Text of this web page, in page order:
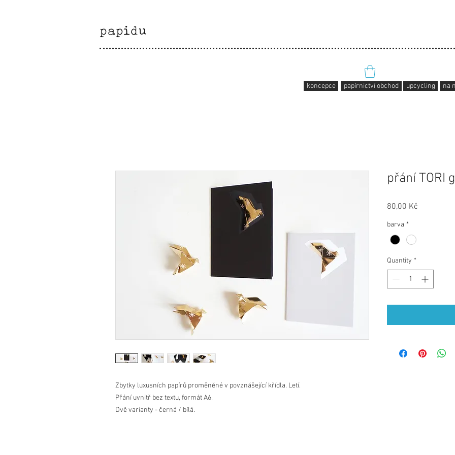
koncepce papírnictví obchod upcycling na
Zbytky luxusních papírů proměněné v povznášející křídla. Letí.
Přání uvnitř bez textu, formát A6.
Dvě varianty - černá / bílá.
přání TORI
80,00 Kč
barva *
Quantity *